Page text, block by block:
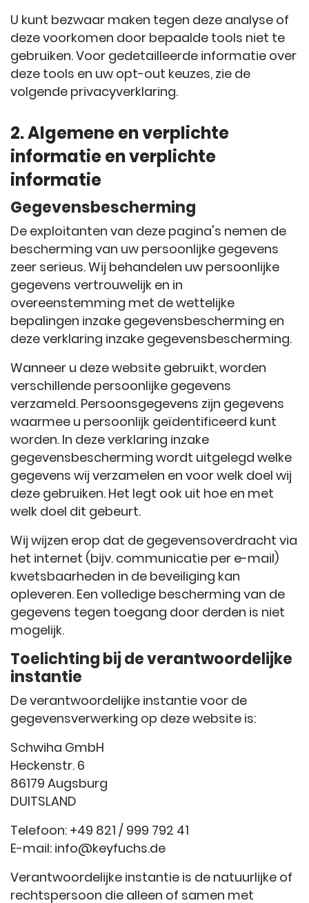
U kunt bezwaar maken tegen deze analyse of
deze voorkomen door bepaalde tools niet te
gebruiken. Voor gedetailleerde informatie over
deze tools en uw opt-out keuzes, zie de
volgende privacyverklaring.
2. Algemene en verplichte
informatie en verplichte
informatie
Gegevensbescherming
De exploitanten van deze pagina's nemen de
bescherming van uw persoonlijke gegevens
zeer serieus. Wij behandelen uw persoonlijke
gegevens vertrouwelijk en in
overeenstemming met de wettelijke
bepalingen inzake gegevensbescherming en
deze verklaring inzake gegevensbescherming.
Wanneer u deze website gebruikt, worden
verschillende persoonlijke gegevens
verzameld. Persoonsgegevens zijn gegevens
waarmee u persoonlijk geïdentificeerd kunt
worden. In deze verklaring inzake
gegevensbescherming wordt uitgelegd welke
gegevens wij verzamelen en voor welk doel wij
deze gebruiken. Het legt ook uit hoe en met
welk doel dit gebeurt.
Wij wijzen erop dat de gegevensoverdracht via
het internet (bijv. communicatie per e-mail)
kwetsbaarheden in de beveiliging kan
opleveren. Een volledige bescherming van de
gegevens tegen toegang door derden is niet
mogelijk.
Toelichting bij de verantwoordelijke
instantie
De verantwoordelijke instantie voor de
gegevensverwerking op deze website is:
Schwiha GmbH
Heckenstr. 6
86179 Augsburg
DUITSLAND
Telefoon: +49 821 / 999 792 41
E-mail: info@keyfuchs.de
Verantwoordelijke instantie is de natuurlijke of
rechtspersoon die alleen of samen met